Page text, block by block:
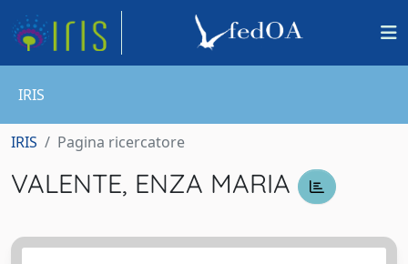
IRIS
IRIS Pagina ricercatore
VALENTE, ENZA MARIA